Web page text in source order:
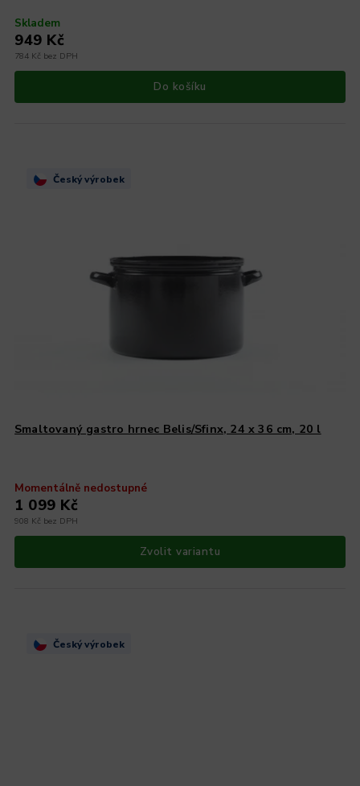
Skladem
784 Kč bez DPH
949 Kč
Do košíku
Český výrobek
Smaltovaný gastro hrnec Belis/Sfinx, 24 x 36 cm, 20 l
Momentálně nedostupné
908 Kč bez DPH
1 099 Kč
Zvolit variantu
Český výrobek